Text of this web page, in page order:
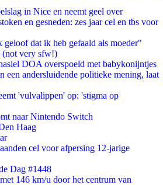
in Nice en neemt geel over
en gesneden: zes jaar cel en tbs voor
dat ik heb gefaald als moeder"
very sfw!)
DOA overspoeld met babykonijntjes
een andersluidende politieke mening, laat
'vulvalippen' op: 'stigma op
naar Nintendo Switch
Haag
cel voor afpersing 12-jarige
Dag #1448
146 km/u door het centrum van